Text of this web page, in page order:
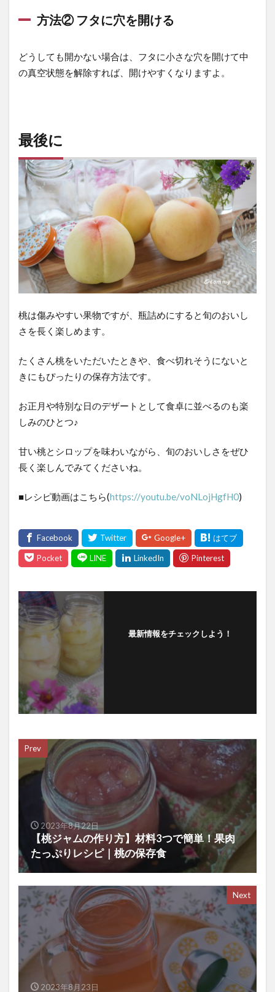
方法② フタに穴を開ける
どうしても開かない場合は、フタに小さな穴を開けて中
の真空状態を解除すれば、開けやすくなりますよ。
最後に
桃は傷みやすい果物ですが、瓶詰めにすると旬のおいし
さを長く楽しめます。
たくさん桃をいただいたときや、食べ切れそうにないと
きにもぴったりの保存方法です。
お正月や特別な日のデザートとして食卓に並べるのも楽
しみのひとつ♪
甘い桃とシロップを味わいながら、旬のおいしさをぜひ
長く楽しんでみてくださいね。
■レシピ動画はこちら(https://youtu.be/voNLojHgfH0)
最新情報をチェックしよう！
Prev
2023年8月22日
【桃ジャムの作り方】材料3つで簡単！果肉
たっぷりレシピ｜桃の保存食
Next
2023年8月23日